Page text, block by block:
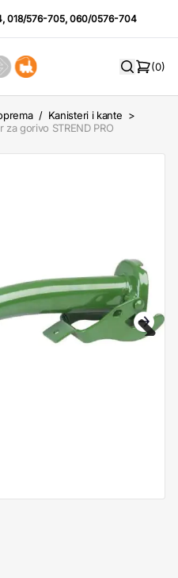
,018/576-705,060/0576-704
(0)
/ Kanisteri i kante >
gorivo STREND PRO